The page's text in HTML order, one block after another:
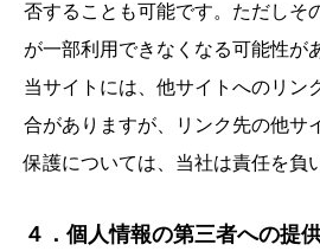
否することも可能です。ただしそ
が一部利用できなくなる可能性が
当サイトには、他サイトへのリン
合がありますが、リンク先の他サ
保護については、当社は責任を負
４．個人情報の第三者への提